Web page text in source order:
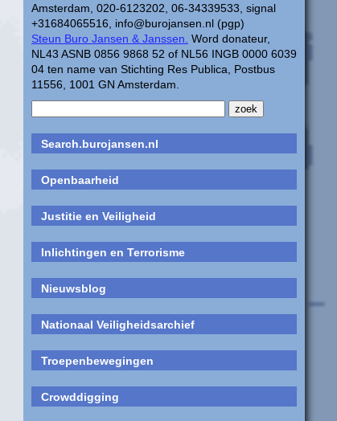
Amsterdam, 020-6123202, 06-34339533, signal
+31684065516, info@burojansen.nl (pgp)
Steun Buro Jansen & Janssen. Word donateur,
NL43 ASNB 0856 9868 52 of NL56 INGB 0000 6039
04 ten name van Stichting Res Publica, Postbus
11556, 1001 GN Amsterdam.
Search.burojansen.nl
Openbaarheid
Justitie en Veiligheid
Inlichtingen en Terrorisme
Nieuwsblog
Nationaal Veiligheidsarchief
Troepenbewegingen
Crowddigging